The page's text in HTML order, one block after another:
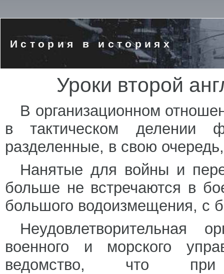
История в историях
Уроки второй
В организационном
в тактическом
разделенные, в свою
Нанятые для войны и
больше не встречаются в
большого водоизмещения, с
Неудовлетворительная
военного и морского
ведомство, что при